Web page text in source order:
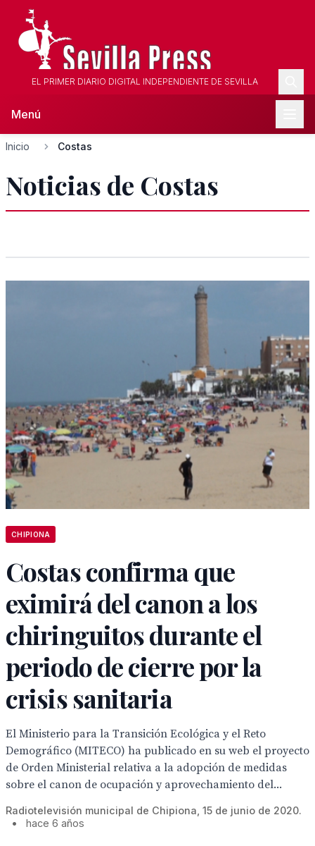
EL PRIMER DIARIO DIGITAL INDEPENDIENTE DE SEVILLA
Menú
Inicio Costas
Noticias de Costas
CHIPIONA
Costas confirma que
eximirá del canon a los
chiringuitos durante el
periodo de cierre por la
crisis sanitaria
El Ministerio para la Transición Ecológica y el Reto
Demográfico (MITECO) ha publicado en su web el proyecto
de Orden Ministerial relativa a la adopción de medidas
sobre el canon de ocupación y aprovechamiento del...
Radiotelevisión municipal de Chipiona, 15 de junio de 2020.
•
hace 6 años